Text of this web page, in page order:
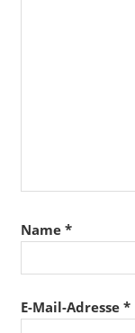
Name *
E-Mail-Adresse *